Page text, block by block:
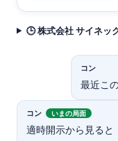
🕒 株式会社 サイネッ
コン
最近こ
コン いまの局面
適時開示から見ると